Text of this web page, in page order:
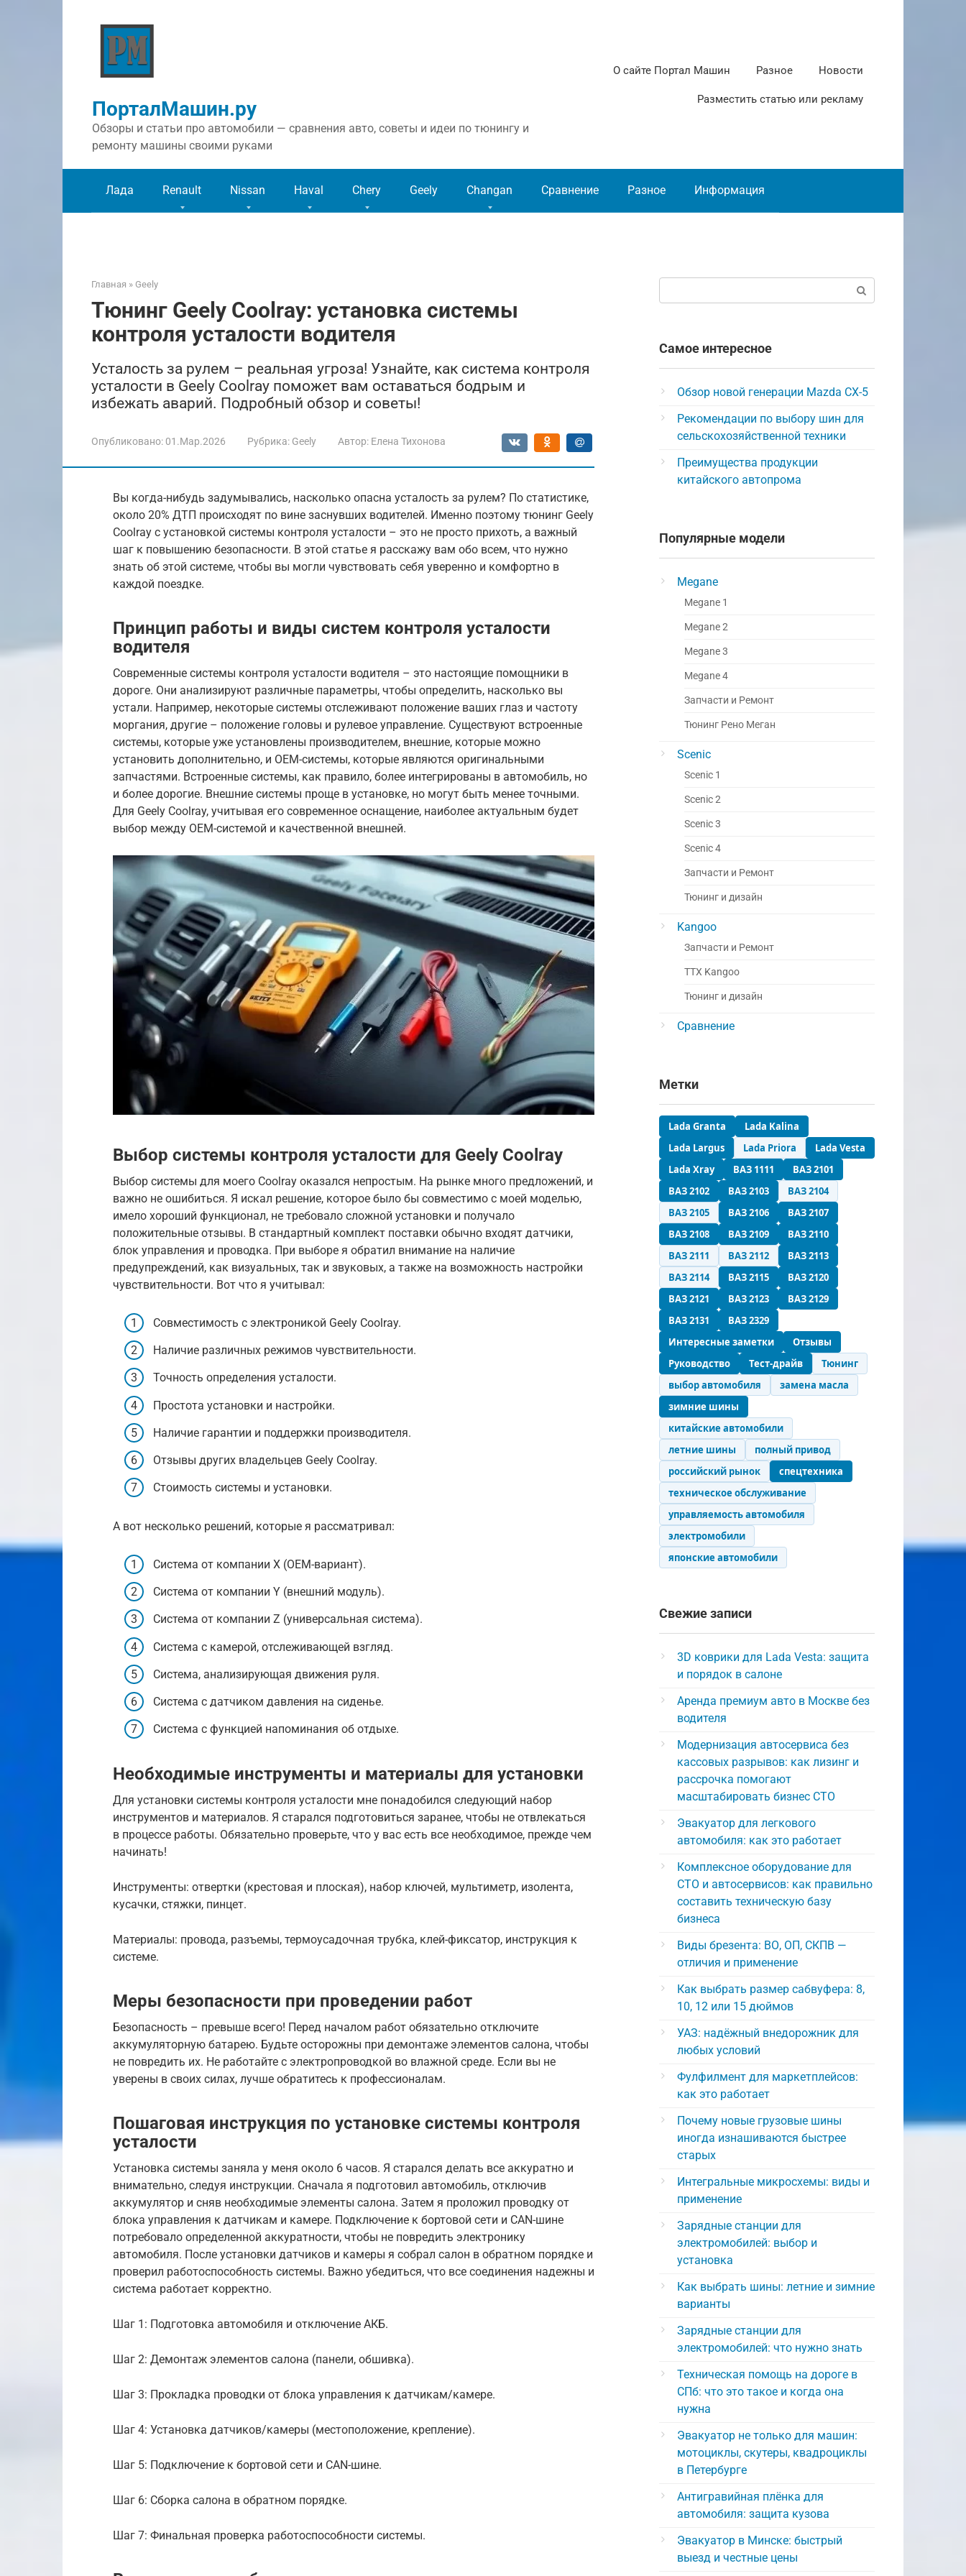
ПорталМашин.ру
Обзоры и статьи про автомобили — сравнения авто, советы и идеи по тюнингу и
ремонту машины своими руками
О сайте Портал Машин Разное Новости
Разместить статью или рекламу
Лада Renault Nissan Haval Chery Geely Changan Сравнение Разное Информация
Главная » Geely
Тюнинг Geely Coolray: установка системы
контроля усталости водителя
Усталость за рулем – реальная угроза! Узнайте, как система контроля
усталости в Geely Coolray поможет вам оставаться бодрым и
избежать аварий. Подробный обзор и советы!
Опубликовано: 01.Мар.2026 Рубрика: Geely Автор: Елена Тихонова
Вы когда-нибудь задумывались, насколько опасна усталость за рулем? По статистике,
около 20% ДТП происходят по вине заснувших водителей. Именно поэтому тюнинг Geely
Coolray с установкой системы контроля усталости – это не просто прихоть, а важный
шаг к повышению безопасности. В этой статье я расскажу вам обо всем, что нужно
знать об этой системе, чтобы вы могли чувствовать себя уверенно и комфортно в
каждой поездке.
Принцип работы и виды систем контроля усталости
водителя
Современные системы контроля усталости водителя – это настоящие помощники в
дороге. Они анализируют различные параметры, чтобы определить, насколько вы
устали. Например, некоторые системы отслеживают положение ваших глаз и частоту
моргания, другие – положение головы и рулевое управление. Существуют встроенные
системы, которые уже установлены производителем, внешние, которые можно
установить дополнительно, и OEM-системы, которые являются оригинальными
запчастями. Встроенные системы, как правило, более интегрированы в автомобиль, но
и более дорогие. Внешние системы проще в установке, но могут быть менее точными.
Для Geely Coolray, учитывая его современное оснащение, наиболее актуальным будет
выбор между OEM-системой и качественной внешней.
Выбор системы контроля усталости для Geely Coolray
Выбор системы для моего Coolray оказался непростым. На рынке много предложений, и
важно не ошибиться. Я искал решение, которое было бы совместимо с моей моделью,
имело хороший функционал, не требовало сложной установки и получало
положительные отзывы. В стандартный комплект поставки обычно входят датчики,
блок управления и проводка. При выборе я обратил внимание на наличие
предупреждений, как визуальных, так и звуковых, а также на возможность настройки
чувствительности. Вот что я учитывал:
Совместимость с электроникой Geely Coolray.
Наличие различных режимов чувствительности.
Точность определения усталости.
Простота установки и настройки.
Наличие гарантии и поддержки производителя.
Отзывы других владельцев Geely Coolray.
Стоимость системы и установки.
А вот несколько решений, которые я рассматривал:
Система от компании X (OEM-вариант).
Система от компании Y (внешний модуль).
Система от компании Z (универсальная система).
Система с камерой, отслеживающей взгляд.
Система, анализирующая движения руля.
Система с датчиком давления на сиденье.
Система с функцией напоминания об отдыхе.
Необходимые инструменты и материалы для установки
Для установки системы контроля усталости мне понадобился следующий набор
инструментов и материалов. Я старался подготовиться заранее, чтобы не отвлекаться
в процессе работы. Обязательно проверьте, что у вас есть все необходимое, прежде чем
начинать!
Инструменты: отвертки (крестовая и плоская), набор ключей, мультиметр, изолента,
кусачки, стяжки, пинцет.
Материалы: провода, разъемы, термоусадочная трубка, клей-фиксатор, инструкция к
системе.
Меры безопасности при проведении работ
Безопасность – превыше всего! Перед началом работ обязательно отключите
аккумуляторную батарею. Будьте осторожны при демонтаже элементов салона, чтобы
не повредить их. Не работайте с электропроводкой во влажной среде. Если вы не
уверены в своих силах, лучше обратитесь к профессионалам.
Пошаговая инструкция по установке системы контроля
усталости
Установка системы заняла у меня около 6 часов. Я старался делать все аккуратно и
внимательно, следуя инструкции. Сначала я подготовил автомобиль, отключив
аккумулятор и сняв необходимые элементы салона. Затем я проложил проводку от
блока управления к датчикам и камере. Подключение к бортовой сети и CAN-шине
потребовало определенной аккуратности, чтобы не повредить электронику
автомобиля. После установки датчиков и камеры я собрал салон в обратном порядке и
проверил работоспособность системы. Важно убедиться, что все соединения надежны и
система работает корректно.
Шаг 1: Подготовка автомобиля и отключение АКБ.
Шаг 2: Демонтаж элементов салона (панели, обшивка).
Шаг 3: Прокладка проводки от блока управления к датчикам/камере.
Шаг 4: Установка датчиков/камеры (местоположение, крепление).
Шаг 5: Подключение к бортовой сети и CAN-шине.
Шаг 6: Сборка салона в обратном порядке.
Шаг 7: Финальная проверка работоспособности системы.
Самое интересное
Обзор новой генерации Mazda CX-5
Рекомендации по выбору шин для
сельскохозяйственной техники
Преимущества продукции
китайского автопрома
Популярные модели
Megane
Megane 1
Megane 2
Megane 3
Megane 4
Запчасти и Ремонт
Тюнинг Рено Меган
Scenic
Scenic 1
Scenic 2
Scenic 3
Scenic 4
Запчасти и Ремонт
Тюнинг и дизайн
Kangoo
Запчасти и Ремонт
ТТХ Kangoo
Тюнинг и дизайн
Сравнение
Метки
Lada Granta
Lada Kalina
Lada Largus
Lada Priora
Lada Vesta
Lada Xray
ВАЗ 1111
ВАЗ 2101
ВАЗ 2102
ВАЗ 2103
ВАЗ 2104
ВАЗ 2105
ВАЗ 2106
ВАЗ 2107
ВАЗ 2108
ВАЗ 2109
ВАЗ 2110
ВАЗ 2111
ВАЗ 2112
ВАЗ 2113
ВАЗ 2114
ВАЗ 2115
ВАЗ 2120
ВАЗ 2121
ВАЗ 2123
ВАЗ 2129
ВАЗ 2131
ВАЗ 2329
Интересные заметки
Отзывы
Руководство
Тест-драйв
Тюнинг
выбор автомобиля
замена масла
зимние шины
китайские автомобили
летние шины
полный привод
российский рынок
спецтехника
техническое обслуживание
управляемость автомобиля
электромобили
японские автомобили
Свежие записи
3D коврики для Lada Vesta: защита
и порядок в салоне
Аренда премиум авто в Москве без
водителя
Модернизация автосервиса без
кассовых разрывов: как лизинг и
рассрочка помогают
масштабировать бизнес СТО
Эвакуатор для легкового
автомобиля: как это работает
Комплексное оборудование для
СТО и автосервисов: как правильно
составить техническую базу
бизнеса
Виды брезента: ВО, ОП, СКПВ —
отличия и применение
Как выбрать размер сабвуфера: 8,
10, 12 или 15 дюймов
УАЗ: надёжный внедорожник для
любых условий
Фулфилмент для маркетплейсов:
как это работает
Почему новые грузовые шины
иногда изнашиваются быстрее
старых
Интегральные микросхемы: виды и
применение
Зарядные станции для
электромобилей: выбор и
установка
Как выбрать шины: летние и зимние
варианты
Зарядные станции для
электромобилей: что нужно знать
Техническая помощь на дороге в
СПб: что это такое и когда она
нужна
Эвакуатор не только для машин:
мотоциклы, скутеры, квадроциклы
в Петербурге
Антигравийная плёнка для
автомобиля: защита кузова
Эвакуатор в Минске: быстрый
выезд и честные цены